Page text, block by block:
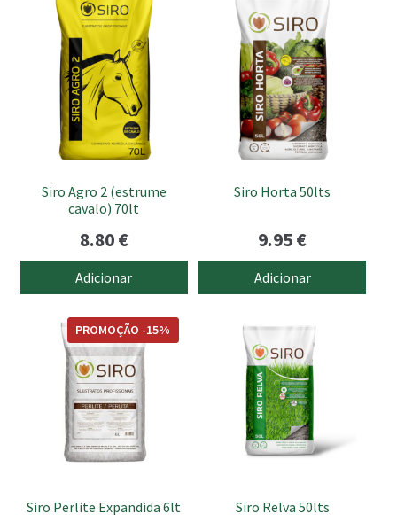
Siro Agro 2 (estrume
cavalo) 70lt
8.80€
Adicionar
Siro Horta 50lts
9.95€
Adicionar
Siro Perlite Expandida 6lt
PROMOÇÃO -15%
Siro Relva 50lts